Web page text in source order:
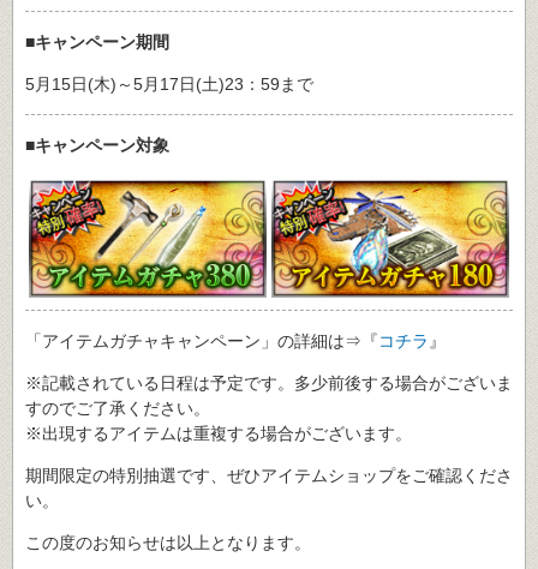
■キャンペーン期間
5月15日(木)～5月17日(土)23：59まで
■キャンペーン対象
「アイテムガチャキャンペーン」の詳細は⇒『コチラ 』
※記載されている日程は予定です。多少前後する場合がございま
すのでご了承ください。
※出現するアイテムは重複する場合がございます。
期間限定の特別抽選です、ぜひアイテムショップをご確認くださ
い。
この度のお知らせは以上となります。